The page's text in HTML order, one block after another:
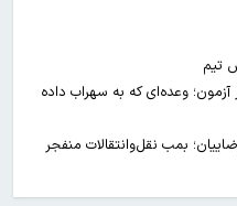
تیم
وعده‌ای که به سهراب داده
بمب نقل‌وانتقالات منفجر